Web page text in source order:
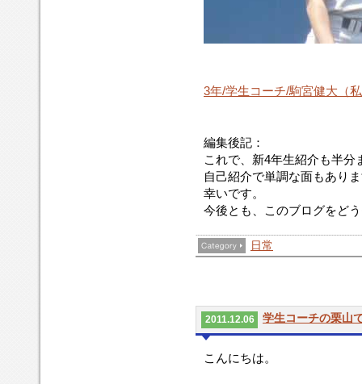
3年/学生コーチ/駒宮健大（
編集後記：
これで、新4年生紹介も半分
自己紹介で単調な面もあり
幸いです。
今後とも、このブログをど
日常
2011.12.06 学生コーチの栗山
こんにちは。